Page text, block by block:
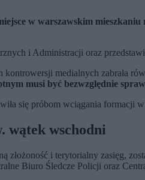
w warszawskim
i Administracji oraz
kontrowersji medialnych zabrała
musi być bezwzględnie
się próbom wciągania formacji
wątek wschodni
złożoność i terytorialny zasięg,
Biuro Śledcze Policji oraz